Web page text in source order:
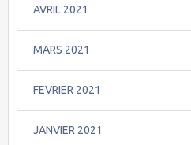
AVRIL 2021
MARS 2021
FEVRIER 2021
JANVIER 2021